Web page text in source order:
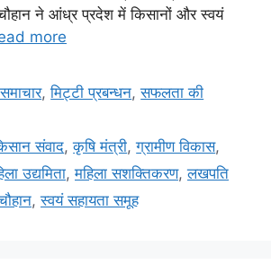
चौहान ने आंध्र प्रदेश में किसानों और स्वयं
more
,मि‌ट्टी प्रबन्धन,सफलता की
संवाद,कृषि मंत्री,ग्रामीण विकास,
उद्यमिता,महिला सशक्तिकरण,लखपति
,स्वयं सहायता समूह